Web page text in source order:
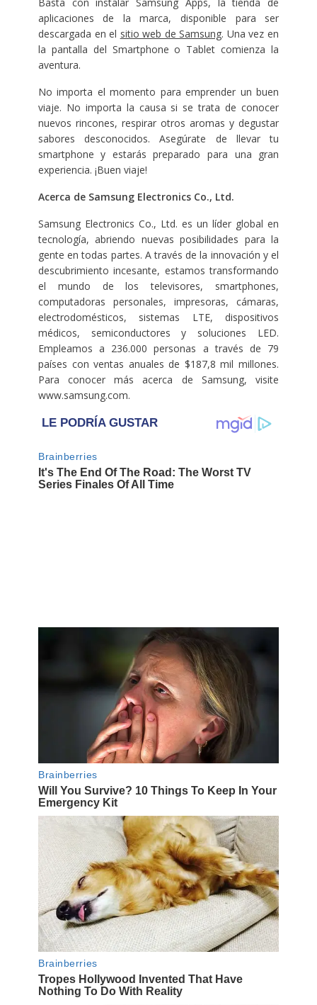
aplicaciones de la marca, disponible para ser
descargada en el sitio web de Samsung. Una vez en
la pantalla del Smartphone o Tablet comienza la
aventura.
No importa el momento para emprender un buen
viaje. No importa la causa si se trata de conocer
nuevos rincones, respirar otros aromas y degustar
sabores desconocidos. Asegúrate de llevar tu
smartphone y estarás preparado para una gran
experiencia. ¡Buen viaje!
Acerca de Samsung Electronics Co., Ltd.
Samsung Electronics Co., Ltd. es un líder global en
tecnología, abriendo nuevas posibilidades para la
gente en todas partes. A través de la innovación y el
descubrimiento incesante, estamos transformando
el mundo de los televisores, smartphones,
computadoras personales, impresoras, cámaras,
electrodomésticos, sistemas LTE, dispositivos
médicos, semiconductores y soluciones LED.
Empleamos a 236.000 personas a través de 79
países con ventas anuales de $187,8 mil millones.
Para conocer más acerca de Samsung, visite
www.samsung.com.